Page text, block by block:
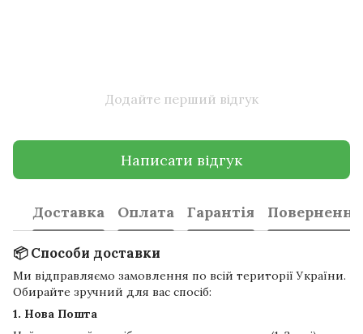
Додайте перший відгук
Написати відгук
Доставка Оплата Гарантія Повернення
📦 Способи доставки
Ми відправляємо замовлення по всій території України.
Обирайте зручний для вас спосіб:
1. Нова Пошта